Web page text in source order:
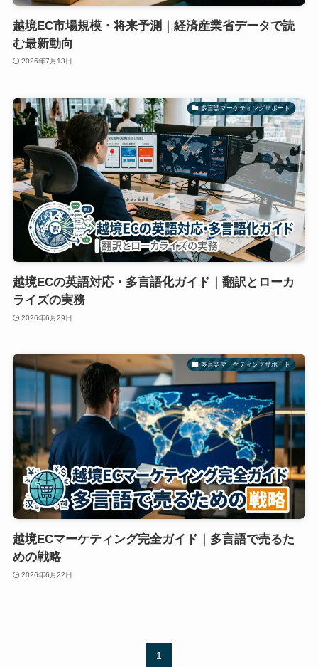
越境EC市場規模・将来予測｜経済産業省データで読
む最新動向
2026年7月13日
多言語マーケティングサポート
越境ECの英語対応・多言語化ガイド｜翻訳とローカ
ライズの実務
2026年6月29日
多言語マーケティングサポート
越境ECマーケティング完全ガイド｜多言語で売るた
めの戦略
2026年6月22日
1